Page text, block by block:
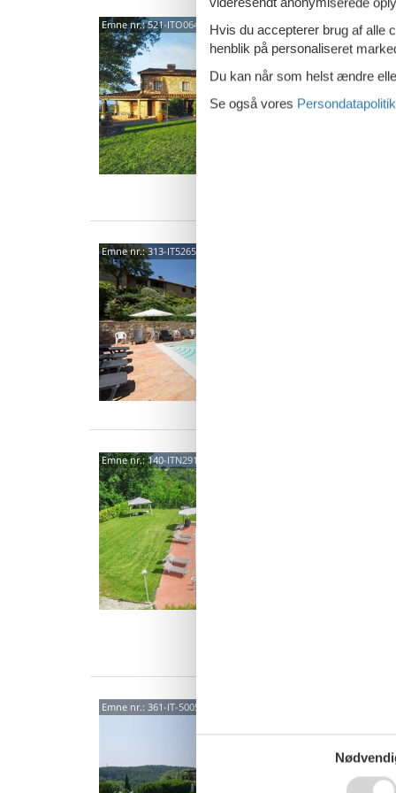
Emne nr.:521-ITO06469-EYC
4,4
Emne nr.:313-IT5265.955.6
Emne nr.:140-ITN291
Emne nr.: 361-IT-50050-241
4,4
Glicine
Hvis du accepterer brug af alle
henblik på personaliseret
Du kan når som helst ændre
Se også vores Persondatapolitik